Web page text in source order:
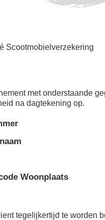
Scootmobielverzekering
met onderstaande
na dagtekening op.
Woonplaats
tegelijkertijd te worden